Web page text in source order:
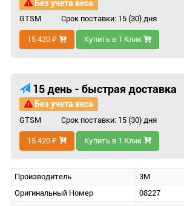
Без учета веса
GTSM Срок поставки: 15 (30) дня
15 420 ₽ Купить в 1 Клик
15 день - быстрая доставка
Без учета веса
GTSM Срок поставки: 15 (30) дня
15 420 ₽ Купить в 1 Клик
Производитель
3M
Оригинальный Номер
08227